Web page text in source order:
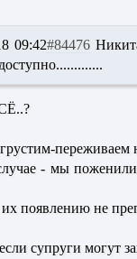
09:42#84476
переживаем
- мы
появлению не
супруги могут